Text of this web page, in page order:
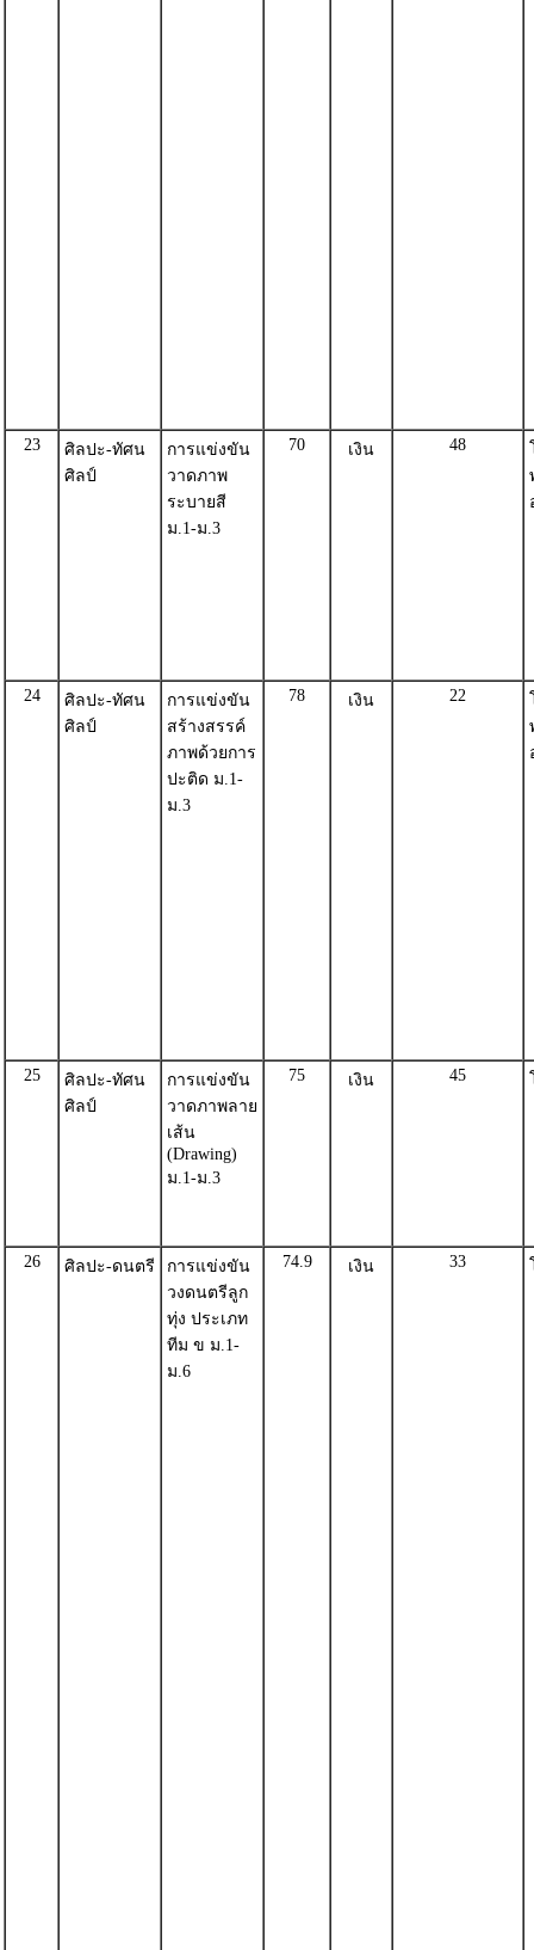
23
ศิลปะ-ทัศน
ศิลป์
การแข่งขัน
วาดภาพ
ระบายสี
ม.1-ม.3
70 เงิน 48
24
ศิลปะ-ทัศน
ศิลป์
การแข่งขัน
สร้างสรรค์
ภาพด้วยการ
ปะติด ม.1-
ม.3
78 เงิน 22
25
ศิลปะ-ทัศน
ศิลป์
การแข่งขัน
วาดภาพลาย
เส้น
(Drawing)
ม.1-ม.3
75 เงิน 45
26 ศิลปะ-ดนตรี
การแข่งขัน
วงดนตรีลูก
ทุ่ง ประเภท
ทีม ข ม.1-
ม.6
74.9 เงิน 33